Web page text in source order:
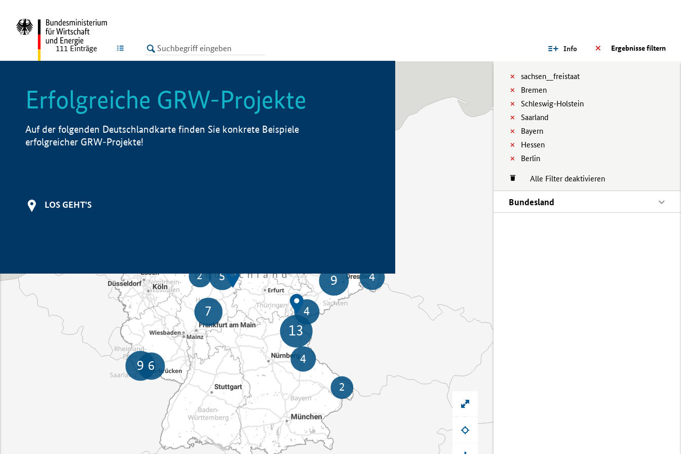
LISTE Ergebnisse filtern
Info
sachsen__freistaat
Bremen
Schleswig-Holstein
Saarland
Bayern
Hessen
Berlin
Alle Filter deaktivieren
Bundesland
111 Einträge
Erfolgreiche GRW-Projekte
Auf der folgenden Deutschlandkarte finden Sie konkrete Beispiele
erfolgreicher GRW-Projekte!
LOS GEHT'S